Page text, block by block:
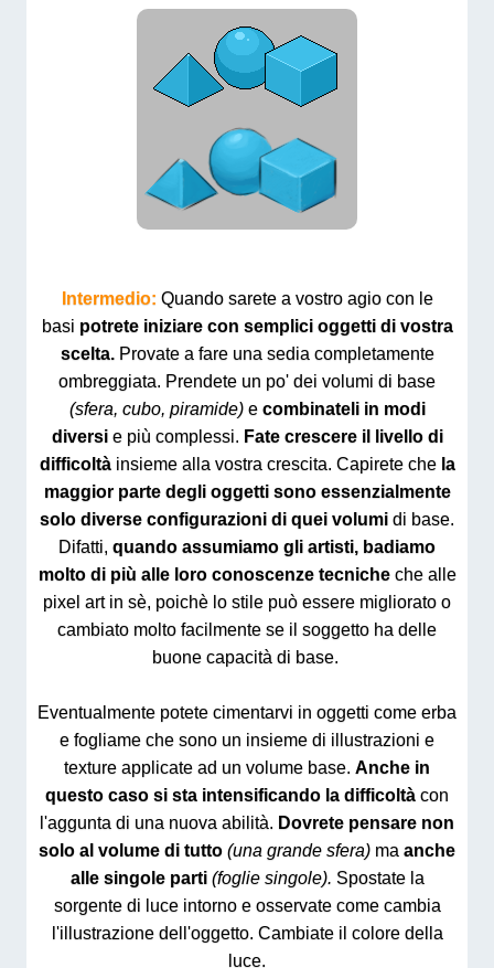
Intermedio: Quando sarete a vostro agio con le
basi potrete iniziare con semplici oggetti di vostra
scelta.Provate a fare una sedia completamente
ombreggiata. Prendete un po' dei volumi di base
(sfera, cubo, piramide)e combinateli in modi
diversi e più complessi. Fate crescere il livello di
difficoltàinsieme alla vostra crescita. Capirete che la
maggior parte degli oggetti sono essenzialmente
solo diverse configurazioni di quei volumi di base.
Difatti, quando assumiamo gli artisti, badiamo
molto di più alle loro conoscenze tecniche che alle
pixel art in sè, poichè lo stile può essere migliorato o
cambiato molto facilmente se il soggetto ha delle
buone capacità di base.
Eventualmente potete cimentarvi in oggetti come erba
e fogliame che sono un insieme di illustrazioni e
texture applicate ad un volume base. Anche in
questo caso si sta intensificando la difficoltà con
l'aggunta di una nuova abilità. Dovrete pensare non
solo al volume di tutto (una grande sfera) ma anche
alle singole parti (foglie singole). Spostate la
sorgente di luce intorno e osservate come cambia
l'illustrazione dell'oggetto. Cambiate il colore della
luce.